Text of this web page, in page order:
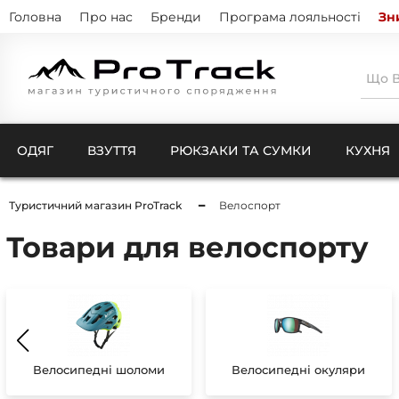
Головна Про нас Бренди Програма лояльності
ОДЯГ ВЗУТТЯ РЮКЗАКИ ТА СУМКИ
Чохли
КУХНЯ
Тенти
Ковдри для кемпінгу
Туристичний магазин ProTrack Велоспорт
Товари для велоспорту
Велосипедні шоломи Велосипедні окуляри